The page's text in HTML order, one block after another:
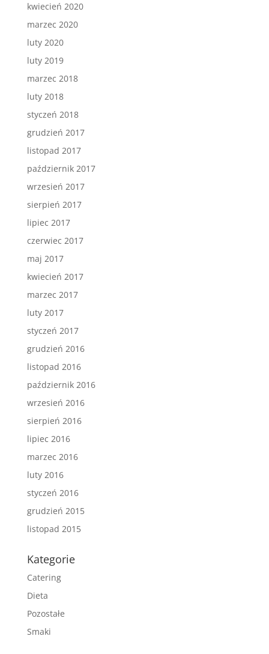
kwiecień 2020
marzec 2020
luty 2020
luty 2019
marzec 2018
luty 2018
styczeń 2018
grudzień 2017
listopad 2017
październik 2017
wrzesień 2017
sierpień 2017
lipiec 2017
czerwiec 2017
maj 2017
kwiecień 2017
marzec 2017
luty 2017
styczeń 2017
grudzień 2016
listopad 2016
październik 2016
wrzesień 2016
sierpień 2016
lipiec 2016
marzec 2016
luty 2016
styczeń 2016
grudzień 2015
listopad 2015
Kategorie
Catering
Dieta
Pozostałe
Smaki